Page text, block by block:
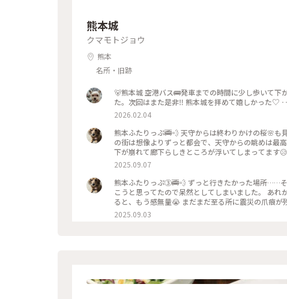
熊本城
クマモトジョウ
熊本
名所・旧跡
🐻熊本城 空港バス🚌発車までの時間に少し歩いて
た。次回はまた是非‼︎ 熊本城を拝めて嬉しかった♡
2026.02.04
熊本ふたりっぷ🚎💨 天守からは終わりかけの桜🌸も見れました( *´꒳`* ) 遠くにはくまモンの姿も‪🫶(●ﾟ(ｴ)ﾟ●) 熊本
の街は想像よりずっと都会で、天守からの眺めは最高でした(*｀ω´)b しかし、震災の
下が崩れて廊下らしきところが浮いてしまってます
に番号がふられ、昔の写真を見ながら元の位置に戻
2025.09.07
熊本ふたりっぷ③🚎💨 ずっと行きたかった場所……それは熊本城🏯 震災での被害をテレビで見た時は、次の年に行
こうと思ってたので呆然としてしまいました。 あ
ると、もう感無量😭 まだまだ至る所に震災の爪痕
見ると、勇気が貰えるようでしばらく立ち尽くし
ーｰﾝ 色んな角度からつい写真を撮ってしまいますw
2025.09.03